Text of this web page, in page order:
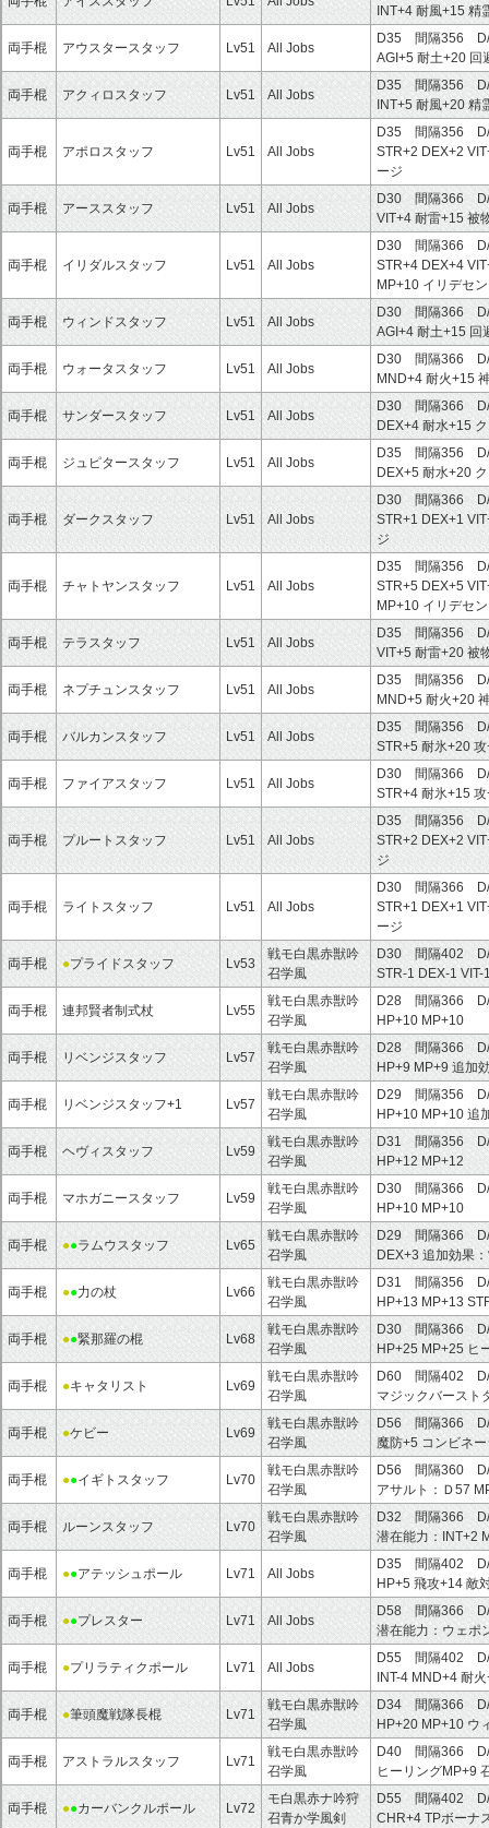
INT+4 耐風+15 精
両手棍 アウスタースタッフ Lv51 All Jobs
D35 間隔356
AGI+5 耐土+20 回
両手棍 アクィロスタッフ Lv51 All Jobs
D35 間隔356
INT+5 耐風+20 精
両手棍 アポロスタッフ Lv51 All Jobs
D35 間隔356
STR+2 DEX+2
ージ
両手棍 アーススタッフ Lv51 All Jobs
D30 間隔366
VIT+4 耐雷+15 被
両手棍 イリダルスタッフ Lv51 All Jobs
D30 間隔366
STR+4 DEX+4
MP+10 イリデセ
両手棍 ウィンドスタッフ Lv51 All Jobs
D30 間隔366
AGI+4 耐土+15 回
両手棍 ウォータスタッフ Lv51 All Jobs
D30 間隔366
MND+4 耐火+15
両手棍 サンダースタッフ Lv51 All Jobs
D30 間隔366
DEX+4 耐水+15
両手棍 ジュピタースタッフ Lv51 All Jobs
D35 間隔356
DEX+5 耐水+20
両手棍 ダークスタッフ Lv51 All Jobs
D30 間隔366
STR+1 DEX+1
ジ
両手棍 チャトヤンスタッフ Lv51 All Jobs
D35 間隔356
STR+5 DEX+5
MP+10 イリデセ
両手棍 テラスタッフ Lv51 All Jobs
D35 間隔356
VIT+5 耐雷+20 被
両手棍 ネプチュンスタッフ Lv51 All Jobs
D35 間隔356
MND+5 耐火+20
両手棍 バルカンスタッフ Lv51 All Jobs
D35 間隔356
STR+5 耐氷+20
両手棍 ファイアスタッフ Lv51 All Jobs
D30 間隔366
STR+4 耐氷+15
両手棍 プルートスタッフ Lv51 All Jobs
D35 間隔356
STR+2 DEX+2
ジ
両手棍 ライトスタッフ Lv51 All Jobs
D30 間隔366
STR+1 DEX+1
ージ
両手棍 ●プライドスタッフ Lv53
戦モ白黒赤獣吟
召学風
D30 間隔402
STR-1 DEX-1 VIT-
両手棍 連邦賢者制式杖 Lv55
戦モ白黒赤獣吟
召学風
D28 間隔366
HP+10 MP+10
両手棍 リベンジスタッフ Lv57
戦モ白黒赤獣吟
召学風
D28 間隔366
HP+9 MP+9 追加
両手棍 リベンジスタッフ+1 Lv57
戦モ白黒赤獣吟
召学風
D29 間隔356
HP+10 MP+10 追
両手棍 ヘヴィスタッフ Lv59
戦モ白黒赤獣吟
召学風
D31 間隔356
HP+12 MP+12
両手棍 マホガニースタッフ Lv59
戦モ白黒赤獣吟
召学風
D30 間隔366
HP+10 MP+10
両手棍 ●●ラムウスタッフ Lv65
戦モ白黒赤獣吟
召学風
D29 間隔366
DEX+3 追加効果：
両手棍 ●●力の杖 Lv66
戦モ白黒赤獣吟
召学風
D31 間隔356
HP+13 MP+13
両手棍 ●●緊那羅の棍 Lv68
戦モ白黒赤獣吟
召学風
D30 間隔366
HP+25 MP+25 ヒ
両手棍 ●キャタリスト Lv69
戦モ白黒赤獣吟
召学風
D60 間隔402
マジックバースト
両手棍 ●ケビー Lv69
戦モ白黒赤獣吟
召学風
D56 間隔366
魔防+5 コンビネ
両手棍 ●●イギトスタッフ Lv70
戦モ白黒赤獣吟
召学風
D56 間隔360
アサルト： Ｄ57
両手棍 ルーンスタッフ Lv70
戦モ白黒赤獣吟
召学風
D32 間隔366
潜在能力：
INT+2
両手棍 ●●アテッシュポール Lv71 All Jobs
D35 間隔402
HP+5 飛攻+14 敵
両手棍 ●●プレスター Lv71 All Jobs
D58 間隔366
潜在能力： ウェポ
両手棍 ●プリラティクポール Lv71 All Jobs
D55 間隔402
INT-4 MND+4 耐
両手棍 ●筆頭魔戦隊長棍 Lv71
戦モ白黒赤獣吟
召学風
D34 間隔366
HP+20 MP+10 ウ
両手棍 アストラルスタッフ Lv71
戦モ白黒赤獣吟
召学風
D40 間隔366
ヒーリングMP+9
両手棍 ●●カーバンクルポール Lv72
モ白黒赤ナ吟狩
召青か学風剣
D55 間隔402
CHR+4 TPボーナ